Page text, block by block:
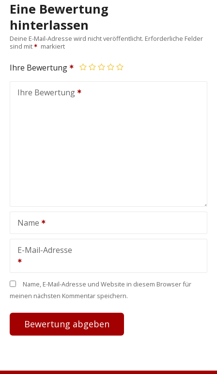
Eine Bewertung
hinterlassen
Deine E-Mail-Adresse wird nicht veröffentlicht. Erforderliche Felder
sind mit
markiert
Ihre Bewertung
Ihre Bewertung
Name
E-Mail-Adresse
Name, E-Mail-Adresse und Website in diesem Browser für
meinen nächsten Kommentar speichern.